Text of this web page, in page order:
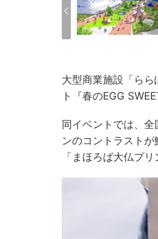
大型商業施設「ら
ト『春のEGG
同イベントでは、
ンのコントラスト
「まほろば大仏プ